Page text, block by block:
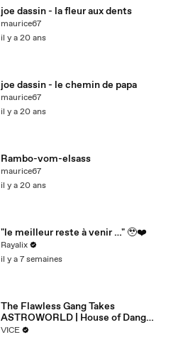
joe dassin - la fleur aux dents
maurice67
il y a 20 ans
joe dassin - le chemin de papa
maurice67
il y a 20 ans
Rambo-vom-elsass
maurice67
il y a 20 ans
"le meilleur reste à venir …" 🥹❤️‍
Rayalix
il y a 7 semaines
The Flawless Gang Takes
ASTROWORLD | House of Dang
Episode 4
VICE